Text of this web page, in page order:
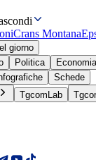
Crans Montana
giorno
Politica Economia
Schede
TgcomLab